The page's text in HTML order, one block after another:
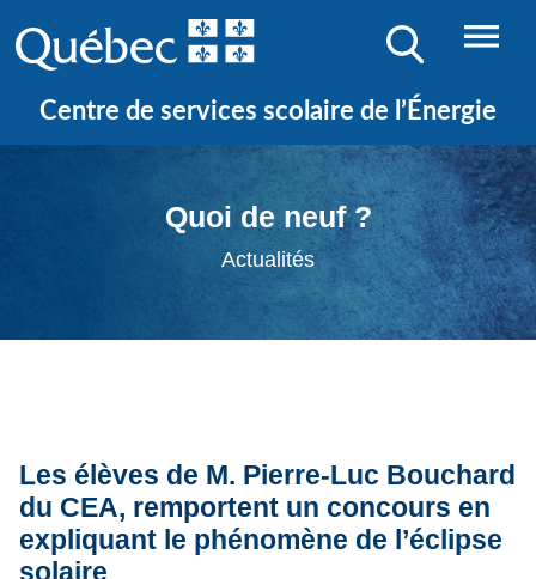
Centre de services scolaire de l’Énergie
Quoi de neuf ?
Actualités
Les élèves de M. Pierre-Luc Bouchard
du CEA, remportent un concours en
expliquant le phénomène de l’éclipse
solaire